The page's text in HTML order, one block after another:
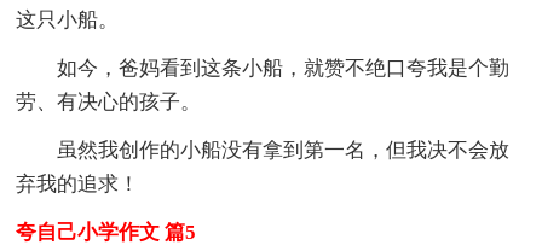
这只小船。
如今，爸妈看到这条小船，就赞不绝口夸我是个勤
劳、有决心的孩子。
虽然我创作的小船没有拿到第一名，但我决不会放
弃我的追求！
夸自己小学作文 篇5